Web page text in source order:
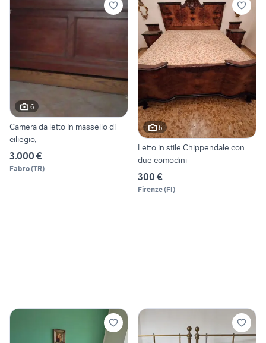
6
Camera da letto in massello di
ciliegio,
3.000 €
Fabro(TR)
6
Letto in stile Chippendale con
due comodini
300 €
Firenze(FI)